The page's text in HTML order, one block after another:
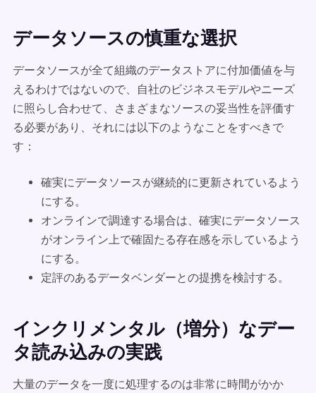
データソースの慎重な選択
データソースが全て組織のデータストアに付加価値を与
えるわけではないので、自社のビジネスモデルやニーズ
に照らし合わせて、さまざまなソースの妥当性を評価す
る必要があり、それには以下のようなことをすべきで
す：
確実にデータソースが継続的に更新されているよう
にする。
オンラインで調達する場合は、確実にデータソース
がオンライン上で確固たる存在感を示しているよう
にする。
定評のあるデータベンダーとの提携を検討する。
インクリメンタル（増分）なデー
タ読み込みの実践
大量のデータを一度に処理するのは非常に時間がかか